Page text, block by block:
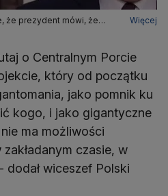
że prezydent mówi, że
Więcej
o Centralnym Porcie
który od początku
jako pomnik ku
kogo, i jako gigantyczne
ma możliwości
czasie, w
dodał wiceszef Polski